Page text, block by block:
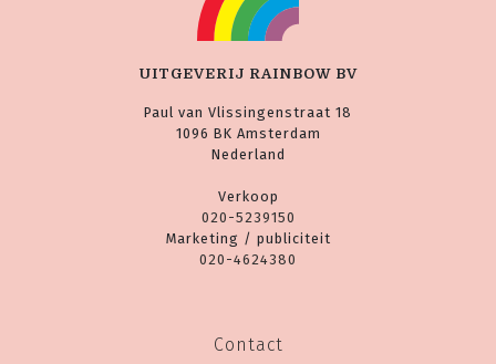
UITGEVERIJ RAINBOW BV
Paul van Vlissingenstraat 18
1096 BK Amsterdam
Nederland
Verkoop
020-5239150
Marketing / publiciteit
020-4624380
Contact